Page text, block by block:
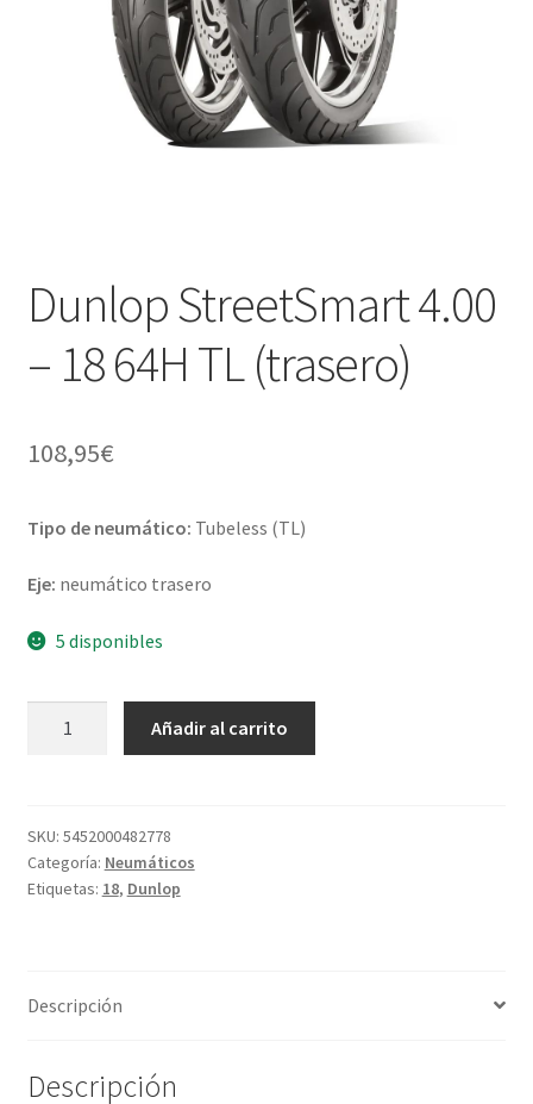
Dunlop StreetSmart 4.00
– 18 64H TL (trasero)
108,95€
Tipo de neumático: Tubeless (TL)
Eje: neumático trasero
5 disponibles
18
64H
TL
Añadir al carrito
SKU: 5452000482778
Categoría: Neumáticos
Etiquetas: 18, Dunlop
Descripción
Descripción